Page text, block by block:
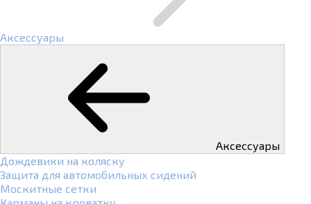
Аксессуары
Аксессуары
Дождевики на коляску
Защита для автомобильных сидений
Москитные сетки